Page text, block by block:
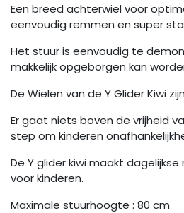
Een breed achterwiel voor
eenvoudig remmen en super
Het stuur is eenvoudig te
makkelijk opgeborgen kan
De Wielen van de Y Glider Kiwi
Er gaat niets boven de vrijheid
step om kinderen
De Y glider kiwi maakt
voor kinderen.
Maximale stuurhoogte : 80 cm